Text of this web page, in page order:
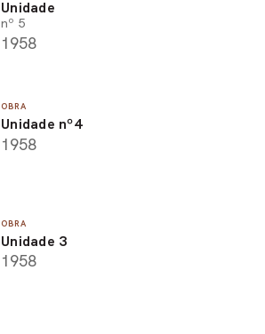
Unidade
nº 5
1958
OBRA
Unidade nº4
1958
OBRA
Unidade 3
1958